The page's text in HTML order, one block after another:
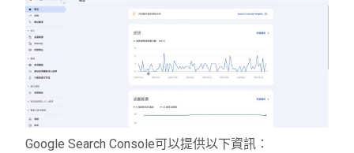
Google Search Console可以提供以下資訊：